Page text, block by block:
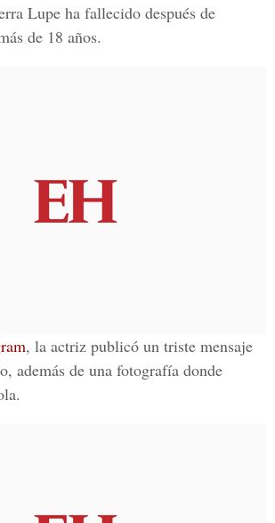
Lupe ha fallecido después de
de 18 años.
, la actriz publicó un triste mensaje
además de una fotografía donde